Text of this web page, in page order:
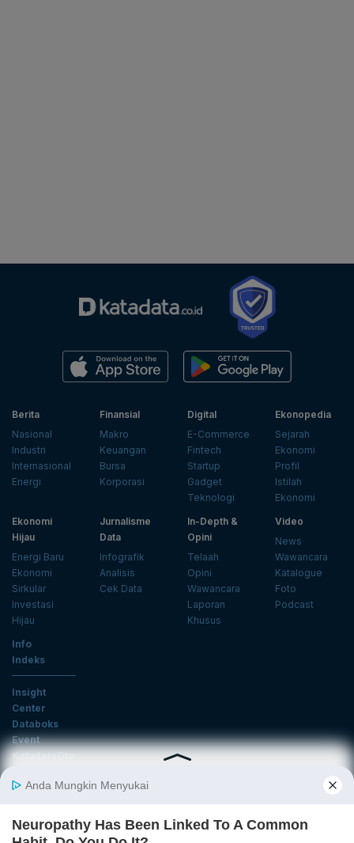
Berita
Nasional
Industri
Internasional
Energi
Finansial
Makro
Keuangan
Bursa
Korporasi
Digital
E-Commerce
Fintech
Startup
Gadget
Teknologi
Ekonopedia
Sejarah
Ekonomi
Profil
Istilah
Ekonomi
Ekonomi
Hijau
Energi Baru
Ekonomi
Sirkular
Investasi
Hijau
Jurnalisme
Data
Infografik
Analisis
Cek Data
In-Depth &
Opini
Telaah
Opini
Wawancara
Laporan
Khusus
Video
News
Wawancara
Katalogue
Foto
Podcast
Info
Indeks
Insight
Center
Databoks
Event
KatadataOto
Email
Daftar